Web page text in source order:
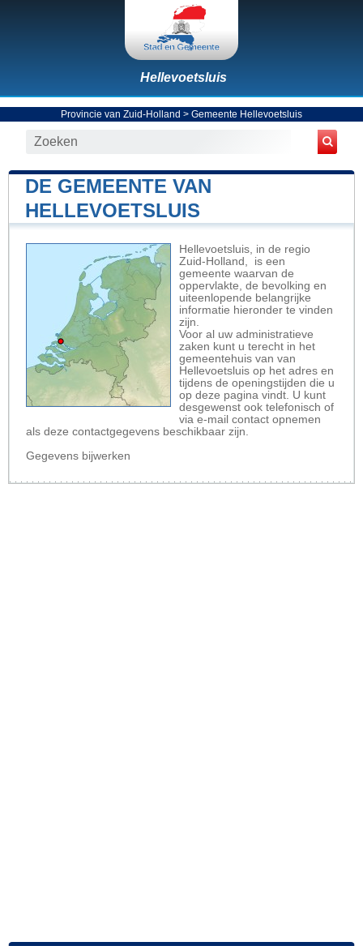
Hellevoetsluis
Provincie van Zuid-Holland > Gemeente Hellevoetsluis
DE GEMEENTE VAN
HELLEVOETSLUIS
Hellevoetsluis, in de regio
Zuid-Holland, is een
gemeente waarvan de
oppervlakte, de bevolking en
uiteenlopende belangrijke
informatie hieronder te vinden
zijn.
Voor al uw administratieve
zaken kunt u terecht in het
gemeentehuis van van
Hellevoetsluis op het adres en
tijdens de openingstijden die u
op deze pagina vindt. U kunt
desgewenst ook telefonisch of
via e-mail contact opnemen
als deze contactgegevens beschikbaar zijn.
Gegevens bijwerken